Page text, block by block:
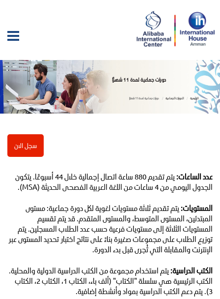
دورات جماعية لمدة 11 شهرًا
الرئيسية الدورات الجماعية دورات جماعية لمدة 11 شهرًا
سجل الان
عدد الساعات: يتم تقديم 880 ساعة اتصال إجمالية خلال 44 أسبوعًا. يتكون
الجدول اليومي من 4 ساعات من اللغة العربية الفصحى الحديثة (MSA).
المستويات:يتم تقديم ثلاثة مستويات لغوية لكل دورة جماعية: مستوى
المبتدئين، المستوى المتوسط، والمستوى المتقدم. قد يتم تقسيم
المستويات الثلاثة إلى مستويات فرعية حسب عدد الطلاب المسجلين. يتم
توزيع الطلاب على مجموعات صغيرة بناءً على نتائج اختبار تحديد المستوى عبر
الإنترنت والمقابلة التي تُجرى قبل بدء الدورة.
الكتب الدراسية:يتم استخدام مجموعة من الكتب الدراسية الدولية والمحلية.
الكتب الرئيسية هي سلسلة "الكتاب" (ألف باء، الكتاب 1، الكتاب 2، الكتاب
3). يتم دعم الكتب الدراسية بمواد وأنشطة إضافية.